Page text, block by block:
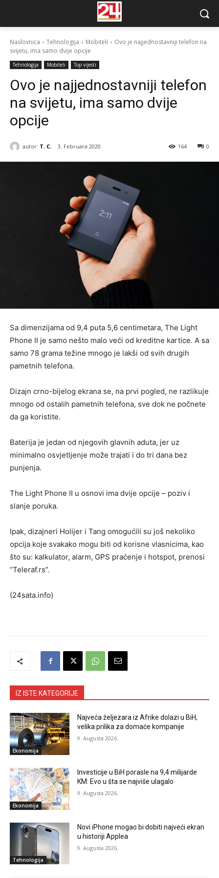
Naslovnica Tehnologija Mobiteli
Ovo je najjednostavniji telefon na
svijetu, ima samo dvije opcije
Tehnologija Mobiteli Top vijesti
Ovo je najjednostavniji telefon
na svijetu, ima samo dvije
opcije
autor: T. C. 3. Februara 2020. 0
164
Sa dimenzijama od 9,4 puta 5,6 centimetara, The Light
Phone II je samo nešto malo veći od kreditne kartice. A sa
samo 78 grama težine mnogo je lakši od svih drugih
pametnih telefona.
Dizajn crno-bijelog ekrana se, na prvi pogled, ne razlikuje
mnogo od ostalih pametnih telefona, sve dok ne počnete
da ga koristite.
Baterija je jedan od njegovih glavnih aduta, jer uz
minimalno osvjetljenje može trajati i do tri dana bez
punjenja.
The Light Phone II u osnovi ima dvije opcije – poziv i
slanje poruka.
Ipak, dizajneri Holijer i Tang omogućili su još nekoliko
opcija koje svakako mogu biti od korisne vlasnicima, kao
što su: kalkulator, alarm, GPS praćenje i hotspot, prenosi
“Teleraf.rs”.
(24sata.info)
IZ ISTE KATEGORIJE
Ekonomija
Najveća željezara iz Afrike dolazi u BiH,
velika prilika za domaće kompanije
9. Augusta 2026.
Ekonomija
Investicije u BiH porasle na 9,4 milijarde
KM: Evo u šta se najviše ulagalo
9. Augusta 2026.
Tehnologija
Novi iPhone mogao bi dobiti najveći ekran
u historiji Applea
9. Augusta 2026.